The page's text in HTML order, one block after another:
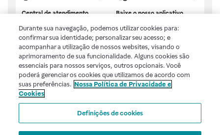
Central de atendimento
frequentes ou fale com a
gente.
Baixe o nosso aplicativo
benefícios exclusivos!
Uma empresa
Voltar ao topo
Durante sua navegação, podemos utilizar cookies para:
confirmar sua identidade; personalizar seu acesso; e
acompanhar a utilização de nossos websites, visando o
aprimoramento de sua funcionalidade. Alguns cookies são
essenciais para nossos serviços, outros opcionais. Você
poderá gerenciar os cookies que utilizamos de acordo com
suas preferências. Nossa Política de Privacidade e
Cookies
Definições de cookies